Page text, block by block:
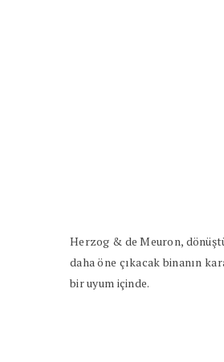
Herzog & de Meuron,
daha öne çıkacak binanın
bir uyum içinde.